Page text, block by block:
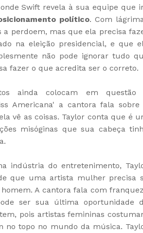
Swift revela à sua equipe que
político. Com
a perdoem, mas que ela precisa
na eleição presidencial, e que
não pode ignorar tudo
fazer o que acredita ser o correto.
ainda colocam em questão
Americana' a cantora fala sobre
vê as coisas. Taylor conta que é
misóginas que sua cabeça
indústria do entretenimento,
que uma artista mulher precisa
A cantora fala com
ser sua última oportunidade
pois artistas femininas
no topo no mundo da música.